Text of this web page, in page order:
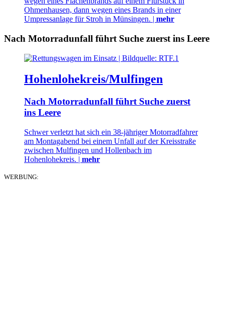
Ohmenhausen, dann wegen eines Brands in einer
Umpressanlage für Stroh in Münsingen. | mehr
Nach Motorradunfall führt Suche zuerst ins Leere
Hohenlohekreis/Mulfingen
Nach Motorradunfall führt Suche zuerst
ins Leere
Schwer verletzt hat sich ein 38-jähriger Motorradfahrer
am Montagabend bei einem Unfall auf der Kreisstraße
zwischen Mulfingen und Hollenbach im
Hohenlohekreis. | mehr
WERBUNG: